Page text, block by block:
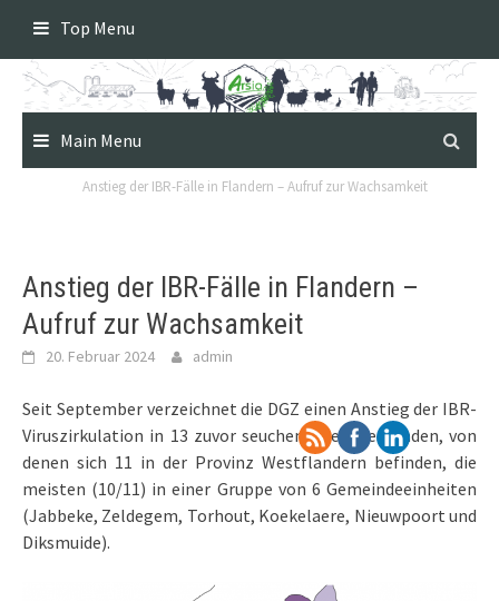
content
Top Menu
Main Menu
Anstieg der IBR-Fälle in Flandern – Aufruf zur Wachsamkeit
Anstieg der IBR-Fälle in Flandern –
Aufruf zur Wachsamkeit
20. Februar 2024 admin
Seit September verzeichnet die DGZ einen Anstieg der IBR-
Viruszirkulation in 13 zuvor seuchenfreien Beständen, von
denen sich 11 in der Provinz Westflandern befinden, die
meisten (10/11) in einer Gruppe von 6 Gemeindeeinheiten
(Jabbeke, Zeldegem, Torhout, Koekelaere, Nieuwpoort und
Diksmuide).